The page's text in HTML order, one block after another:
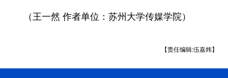
（王一然 作者单位：苏州大学传媒学院）
【责任编辑:伍嘉炜】